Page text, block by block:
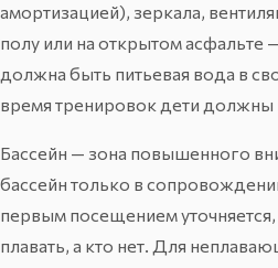
амортизацией), зеркала,
полу или на открытом асфальте
должна быть питьевая вода в
время тренировок дети должны
Бассейн — зона повышенного
бассейн только в
первым посещением уточняется,
плавать, а кто нет. Для